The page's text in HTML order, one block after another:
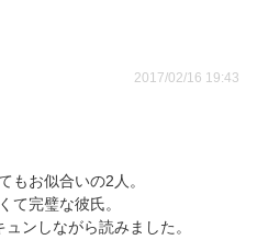
2017/02/16 19:43
もお似合いの2人。
て完璧な彼氏。
ンしながら読みました。